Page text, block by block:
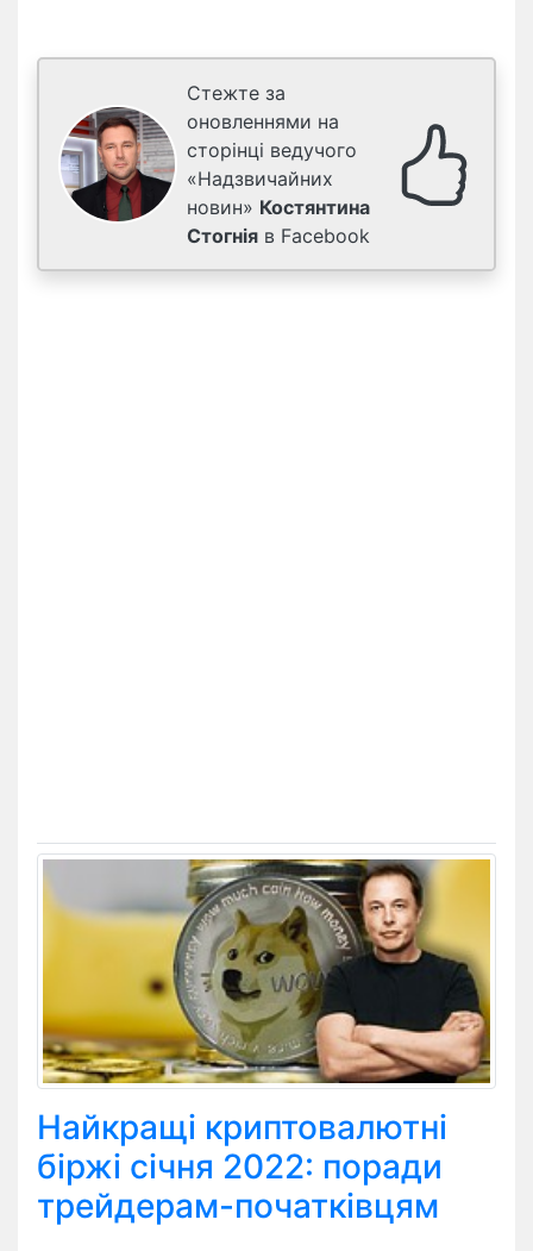
Стежте за
оновленнями на
сторінці ведучого
«Надзвичайних
новин» Костянтина
Стогнія в Facebook
Найкращі криптовалютні
біржі січня 2022: поради
трейдерам-початківцям